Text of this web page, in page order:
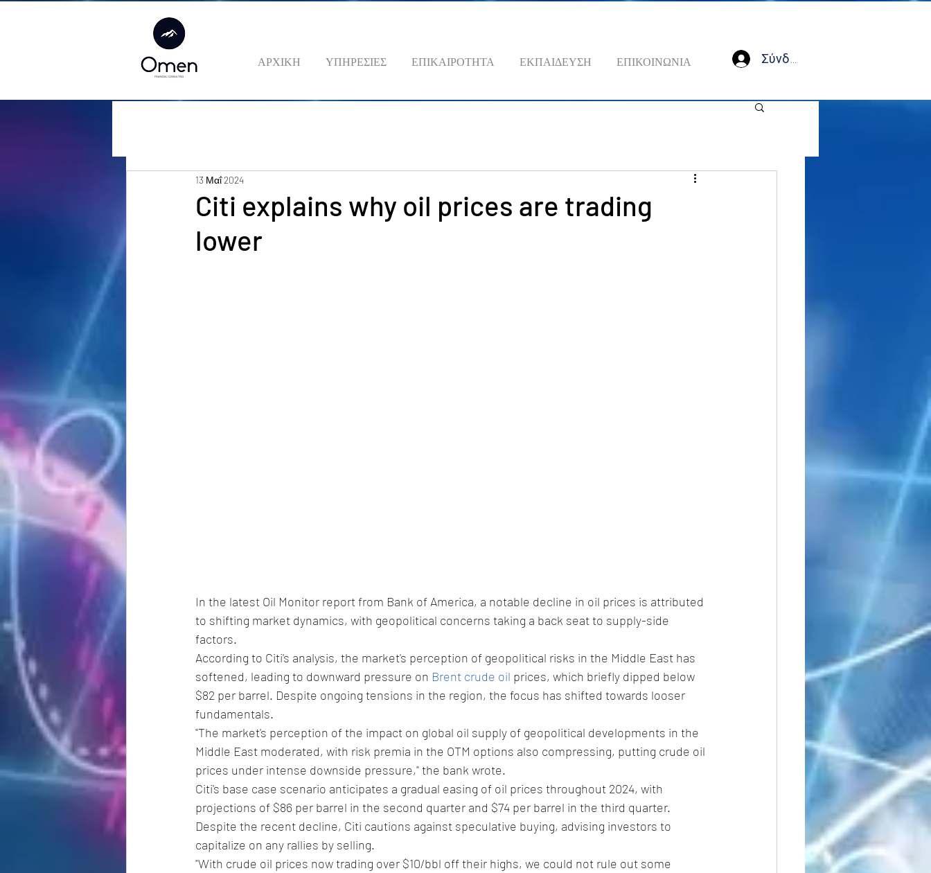
ΑΡΧΙΚΗ ΥΠΗΡΕΣΙΕΣ ΕΠΙΚΑΙΡΟΤΗΤΑ ΕΚΠΑΙΔΕΥΣΗ ΕΠΙΚΟΙΝΩΝΙΑ Σύνδεση
Citi explains why oil prices are trading
lower
13 Μαΐ 2024
In the latest Oil Monitor report from Bank of America, a notable decline in oil prices is attributed
to shifting market dynamics, with geopolitical concerns taking a back seat to supply-side
factors.
According to Citi's analysis, the market's perception of geopolitical risks in the Middle East has
softened, leading to downward pressure on Brent crude oil prices, which briefly dipped below
$82 per barrel. Despite ongoing tensions in the region, the focus has shifted towards looser
fundamentals.
"The market's perception of the impact on global oil supply of geopolitical developments in the
Middle East moderated, with risk premia in the OTM options also compressing, putting crude oil
prices under intense downside pressure," the bank wrote.
Citi's base case scenario anticipates a gradual easing of oil prices throughout 2024, with
projections of $86 per barrel in the second quarter and $74 per barrel in the third quarter.
Despite the recent decline, Citi cautions against speculative buying, advising investors to
capitalize on any rallies by selling.
"With crude oil prices now trading over $10/bbl off their highs, we could not rule out some